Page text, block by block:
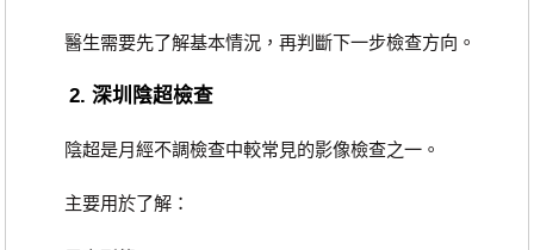
醫生需要先了解基本情況，再判斷下一步檢查方向。
2. 深圳陰超檢查
陰超是月經不調檢查中較常見的影像檢查之一。
主要用於了解：